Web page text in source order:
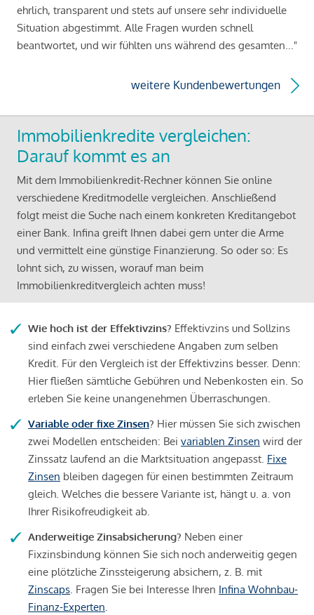
ehrlich, transparent und stets auf unsere sehr individuelle
Situation abgestimmt. Alle Fragen wurden schnell
beantwortet, und wir fühlten uns während des gesamten..."
weitere Kundenbewertungen
Immobilienkredite vergleichen:
Darauf kommt es an
Mit dem Immobilienkredit-Rechner können Sie online
verschiedene Kreditmodelle vergleichen. Anschließend
folgt meist die Suche nach einem konkreten Kreditangebot
einer Bank. Infina greift Ihnen dabei gern unter die Arme
und vermittelt eine günstige Finanzierung. So oder so: Es
lohnt sich, zu wissen, worauf man beim
Immobilienkreditvergleich achten muss!
Wie hoch ist der Effektivzins? Effektivzins und Sollzins
sind einfach zwei verschiedene Angaben zum selben
Kredit. Für den Vergleich ist der Effektivzins besser. Denn:
Hier fließen sämtliche Gebühren und Nebenkosten ein. So
erleben Sie keine unangenehmen Überraschungen.
Variable oder fixe Zinsen? Hier müssen Sie sich zwischen
zwei Modellen entscheiden: Bei variablen Zinsen wird der
Zinssatz laufend an die Marktsituation angepasst. Fixe
Zinsen bleiben dagegen für einen bestimmten Zeitraum
gleich. Welches die bessere Variante ist, hängt u. a. von
Ihrer Risikofreudigkeit ab.
Anderweitige Zinsabsicherung? Neben einer
Fixzinsbindung können Sie sich noch anderweitig gegen
eine plötzliche Zinssteigerung absichern, z. B. mit
Zinscaps. Fragen Sie bei Interesse Ihren Infina Wohnbau-
Finanz-Experten.